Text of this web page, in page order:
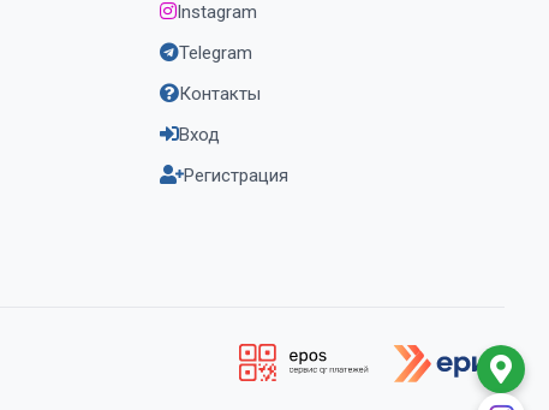
Instagram
Telegram
Контакты
Вход
Регистрация